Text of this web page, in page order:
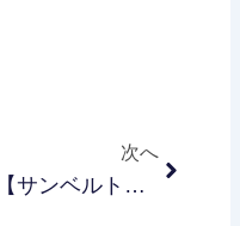
次へ
【サンベルト住宅市場が変調】在庫急増＆買い手減少で“売り手市場”が終焉へ